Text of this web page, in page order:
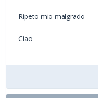
Ripeto mio malgrado
Ciao